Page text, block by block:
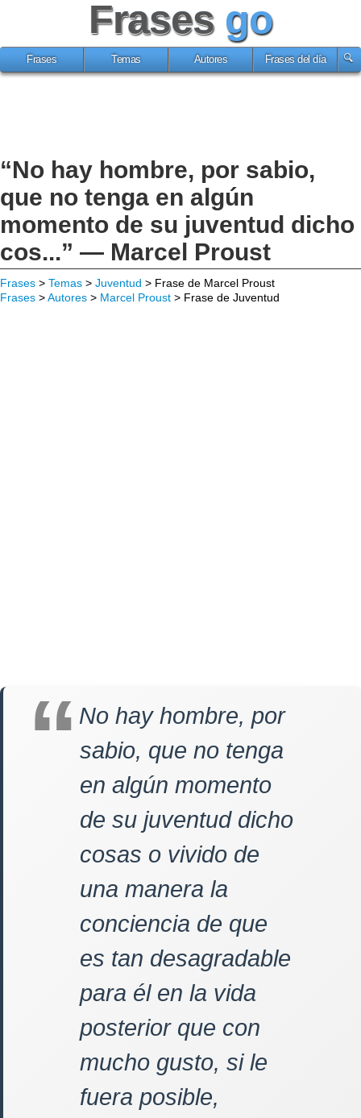
Frases go
Frases Temas Autores Frases del día
“No hay hombre, por sabio,
que no tenga en algún
momento de su juventud dicho
cos...” — Marcel Proust
Frases > Temas > Juventud > Frase de Marcel Proust
Frases >Autores > Marcel Proust > Frase de Juventud
No hay hombre, por
sabio, que no tenga
en algún momento
de su juventud dicho
cosas o vivido de
una manera la
conciencia de que
es tan desagradable
para él en la vida
posterior que con
mucho gusto, si le
fuera posible,